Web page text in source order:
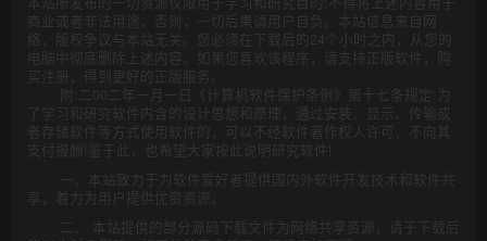
商业或者非法用途，否则，一切后果请用户自负。本站信息来自网
络，版权争议与本站无关。您必须在下载后的24个小时之内，从您的
电脑中彻底删除上述内容。如果您喜欢该程序，请支持正版软件，购
买注册，得到更好的正版服务。
附:二00二年一月一日《计算机软件保护条例》第十七条规定:为
了学习和研究软件内含的设计思想和原理，通过安装、显示、传输或
者存储软件等方式使用软件的，可以不经软件著作权人许可，不向其
支付报酬!鉴于此，也希望大家按此说明研究软件!
一、本站致力于为软件爱好者提供国内外软件开发技术和软件共
享，着力为用户提供优资资源。
二、 本站提供的部分源码下载文件为网络共享资源，请于下载后